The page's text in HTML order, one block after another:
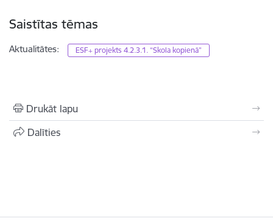
Saistītas tēmas
Aktualitātes: ESF+ projekts 4.2.3.1. “Skola kopienā”
Drukāt lapu
Dalīties